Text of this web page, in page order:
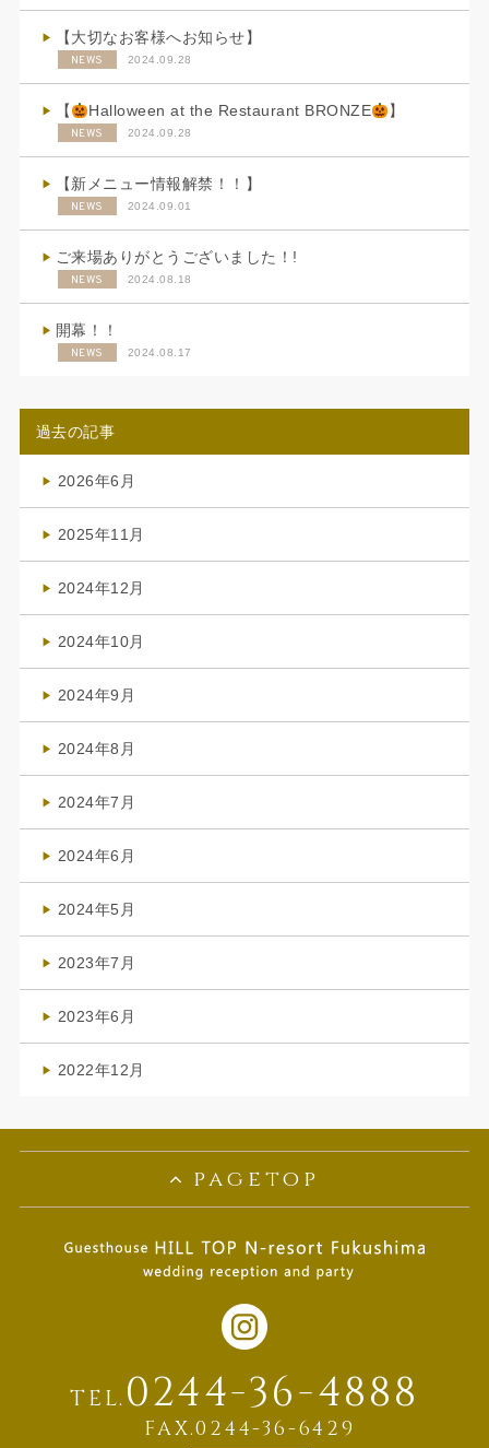
【大切なお客様へお知らせ】
NEWS 2024.09.28
【 Halloween at the Restaurant BRONZE 】
NEWS 2024.09.28
【新メニュー情報解禁！！】
NEWS 2024.09.01
ご来場ありがとうございました！!
NEWS 2024.08.18
開幕！！
NEWS 2024.08.17
過去の記事
2026年6月
2025年11月
2024年12月
2024年10月
2024年9月
2024年8月
2024年7月
2024年6月
2024年5月
2023年7月
2023年6月
2022年12月
pagetop
TEL. 0244-36-4888
FAX.0244-36-6429